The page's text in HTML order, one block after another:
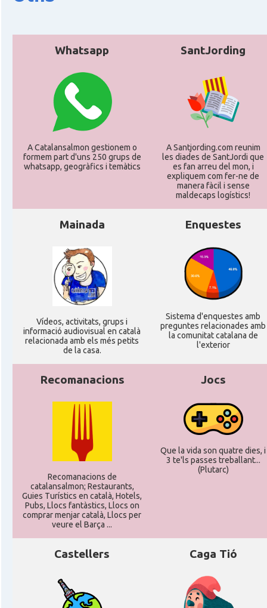
Whatsapp
A Catalansalmon gestionem o
formem part d'uns 250 grups de
whatsapp, geogràfics i temàtics
SantJording
A Santjording.com reunim
les diades de SantJordi que
es fan arreu del mon, i
expliquem com fer-ne de
manera fàcil i sense
maldecaps logí­stics!
Mainada
Ví­deos, activitats, grups i
informació audiovisual en català
relacionada amb els més petits
de la casa.
Enquestes
Sistema d'enquestes amb
preguntes relacionades amb
la comunitat catalana de
l'exterior
Recomanacions
Recomanacions de
catalansalmon; Restaurants,
Guies Turístics en català, Hotels,
Pubs, Llocs fantàstics, Llocs on
comprar menjar català, Llocs per
veure el Barça ...
Jocs
Que la vida son quatre dies, i
3 te'ls passes treballant...
(Plutarc)
Castellers Caga Tió